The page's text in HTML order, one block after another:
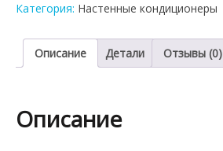
LS-
HE24KDE2
Категория: Настенные кондиционеры
Описание Детали Отзывы (0)
Описание